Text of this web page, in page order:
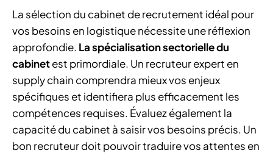
La sélection du cabinet de recrutement idéal pour
vos besoins en logistique nécessite une réflexion
approfondie. La spécialisation sectorielle du
cabinetest primordiale. Un recruteur expert en
supply chain comprendra mieux vos enjeux
spécifiques et identifiera plus efficacement les
compétences requises. Évaluez également la
capacité du cabinet à saisir vos besoins précis. Un
bon recruteur doit pouvoir traduire vos attentes en